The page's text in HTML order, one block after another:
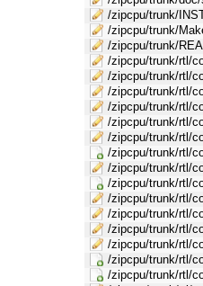
/zipcpu/trunk/
/zipcpu/trunk/
/zipcpu/trunk/
/zipcpu/trunk/rtl/
/zipcpu/trunk/rtl/
/zipcpu/trunk/rtl/
/zipcpu/trunk/rtl/
/zipcpu/trunk/rtl/
/zipcpu/trunk/rtl/
/zipcpu/trunk/rtl/
/zipcpu/trunk/rtl/
/zipcpu/trunk/rtl/
/zipcpu/trunk/rtl/
/zipcpu/trunk/rtl/
/zipcpu/trunk/rtl/
/zipcpu/trunk/rtl/
/zipcpu/trunk/rtl/
/zipcpu/trunk/rtl/